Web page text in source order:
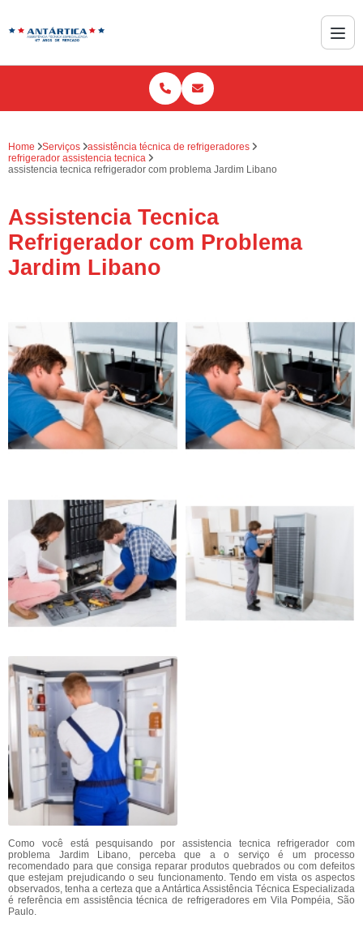
Home Serviços
assistência técnica de refrigeradores
refrigerador assistencia tecnica
assistencia tecnica refrigerador com problema Jardim Libano
Assistencia Tecnica
Refrigerador com Problema
Jardim Libano
Como você está pesquisando por assistencia tecnica refrigerador com
problema Jardim Libano, perceba que a o serviço é um processo
recomendado para que consiga reparar produtos quebrados ou com defeitos
que estejam prejudicando o seu funcionamento. Tendo em vista os aspectos
observados, tenha a certeza que a Antártica Assistência Técnica Especializada
é referência em assistência técnica de refrigeradores em Vila Pompéia, São
Paulo.